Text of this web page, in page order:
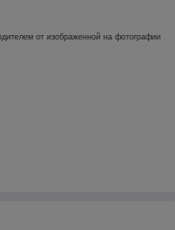
от изображенной на фотографии